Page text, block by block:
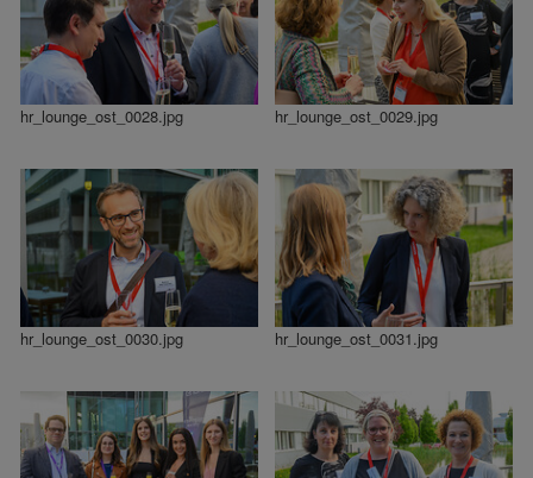
hr_lounge_ost_0028.jpg hr_lounge_ost_0029.jpg
hr_lounge_ost_0030.jpg hr_lounge_ost_0031.jpg